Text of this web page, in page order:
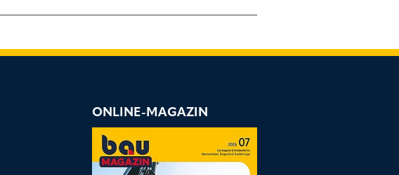
ONLINE-MAGAZIN